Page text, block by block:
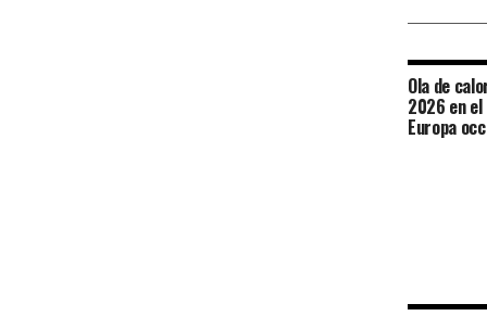
Ola de
2026 en
Europa